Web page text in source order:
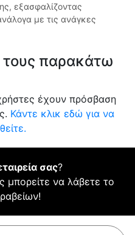
εξασφαλίζοντας
με τις ανάγκες
τους παρακάτω
έχουν πρόσβαση
Κάντε κλικ εδώ για να
σας?
μπορείτε να λάβετε το